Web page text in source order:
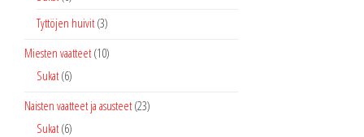
Tyttöjen huivit (3)
Miesten vaatteet (10)
Sukat (6)
Naisten vaatteet ja asusteet (23)
Sukat (6)